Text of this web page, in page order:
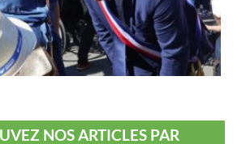
NOS ARTICLES PAR